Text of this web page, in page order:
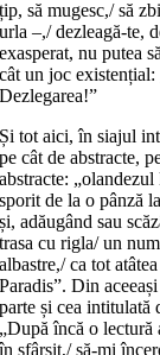
țip, să mugesc,/ să
urla –,/ dezleagă-te,
exasperat, nu putea
cât un joc
Dezlegarea!”
Și tot aici, în siajul
pe cât de abstracte,
abstracte:
sporit de la o pânză
și, adăugând sau
trasa cu rigla/ un
albastre,/ ca tot
Paradis”. Din
parte și cea intitulată
„După încă o lectură
în sfârșit,/ să-mi